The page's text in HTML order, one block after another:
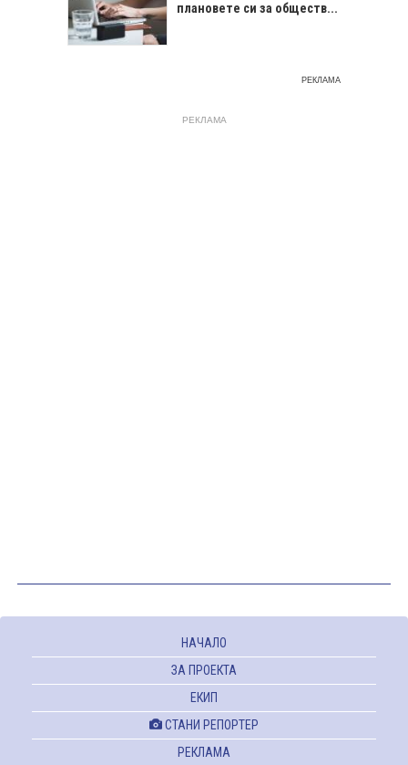
плановете си за обществ...
РЕКЛАМА
РЕКЛАМА
НАЧАЛО
ЗА ПРОЕКТА
ЕКИП
СТАНИ РЕПОРТЕР
РЕКЛАМА